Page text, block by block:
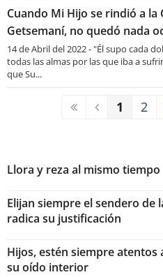
Cuando Mi Hijo se rindió a la
Getsemaní, no quedó nada
14 de Abril del 2022 - "Él supo cada
todas las almas por las que iba a
que Su...
1 2
Llora y reza al mismo tiempo
Elijan siempre el sendero de
radica su justificación
Hijos, estén siempre atentos
su oído interior